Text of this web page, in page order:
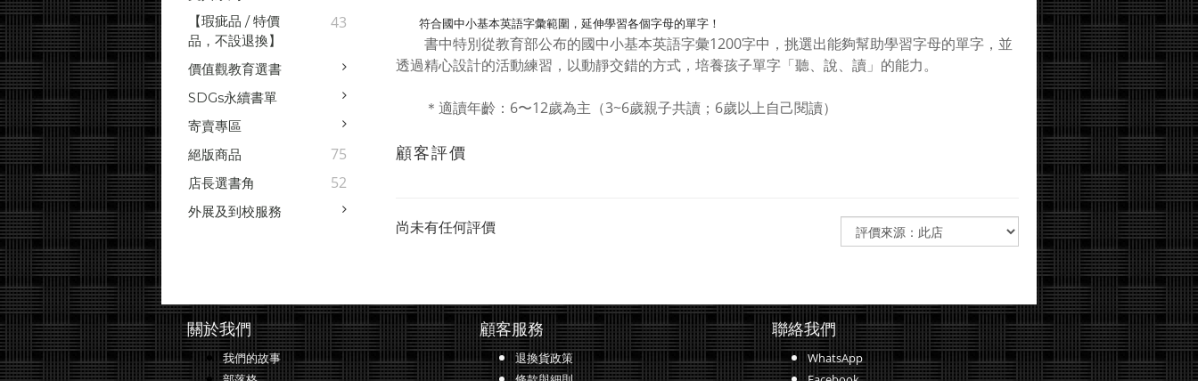
【瑕疵品 / 特價
品，不設退換】
43
價值觀教育選書
SDGs永續書單
寄賣專區
絕版商品
75
店長選書角 52
外展及到校服務
符合國中小基本英語字彙範圍，延伸學習各個字母的單字！
書中特別從教育部公布的國中小基本英語字彙1200字中，挑選出能夠幫助學習字母的單字，並
透過精心設計的活動練習，以動靜交錯的方式，培養孩子單字「聽、說、讀」的能力。
＊適讀年齡：6〜12歲為主（3~6歲親子共讀；6歲以上自己閱讀）
顧客評價
尚未有任何評價
關於我們
我們的故事
顧客服務
退換貨政策
聯絡我們
WhatsApp